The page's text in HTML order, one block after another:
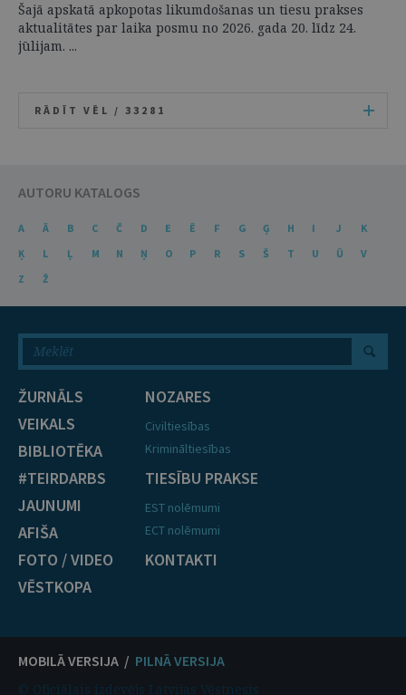
Šajā apskatā apkopotas likumdošanas un tiesu prakses
aktualitātes par laika posmu no 2026. gada 20. līdz 24.
jūlijam. ...
RĀDĪT VĒL / 33281
AUTORU KATALOGS
A Ā B C Č D E Ē F G Ģ H I J
K
Ķ
L Ļ M N Ņ O P R S Š T U Ū
V
Z
Ž
ŽURNĀLS
VEIKALS
BIBLIOTĒKA
#TEIRDARBS
JAUNUMI
AFIŠA
FOTO / VIDEO
VĒSTKOPA
NOZARES
Civiltiesības
Krimināltiesības
TIESĪBU PRAKSE
EST nolēmumi
ECT nolēmumi
KONTAKTI
MOBILĀ VERSIJA / PILNĀ VERSIJA
© Oficiālais izdevējs Latvijas Vēstnesis